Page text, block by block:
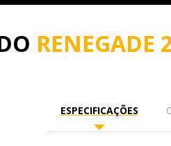
RENEGADE
ESPECIFICAÇÕES